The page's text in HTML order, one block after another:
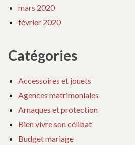
mars 2020
février 2020
Catégories
Accessoires et jouets
Agences matrimoniales
Arnaques et protection
Bien vivre son célibat
Budget mariage